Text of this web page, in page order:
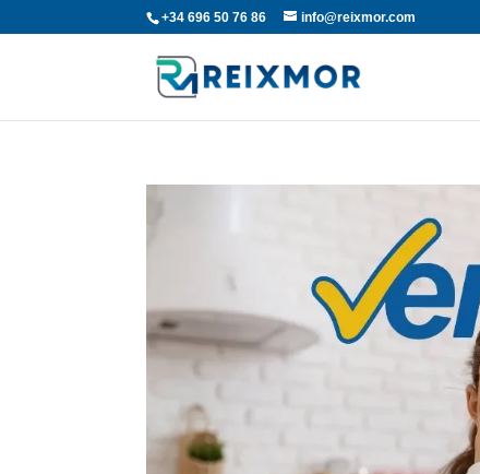
+34 696 50 76 86 info@reixmor.com